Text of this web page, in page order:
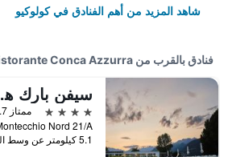
شاهد المزيد من أهم الفنادق في كولوكيو
فنادق بالقرب من Albergo Ristorante Conca Azzurra
سيفن
4 نجوم
ممتاز 8.7
5.1 كيلومتر عن وسط المدينة